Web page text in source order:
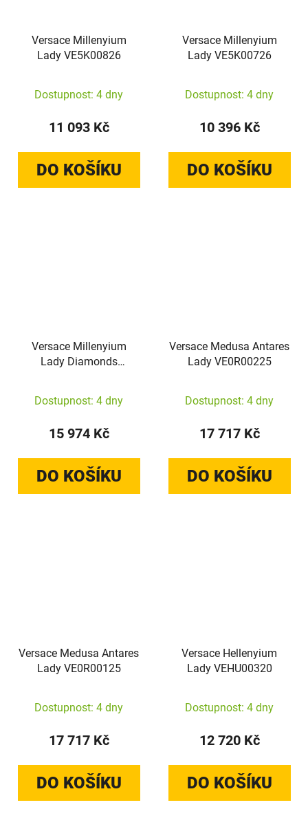
Versace Millenyium
Lady VE5K00826
Dostupnost: 4 dny
11 093 Kč
DO KOŠÍKU
Versace Millenyium
Lady VE5K00726
Dostupnost: 4 dny
10 396 Kč
DO KOŠÍKU
Versace Millenyium
Lady Diamonds
Dostupnost: 4 dny
15 974 Kč
DO KOŠÍKU
Versace Medusa Antares
Lady VE0R00225
Dostupnost: 4 dny
17 717 Kč
DO KOŠÍKU
Versace Medusa Antares
Lady VE0R00125
Dostupnost: 4 dny
17 717 Kč
DO KOŠÍKU
Versace Hellenyium
Lady VEHU00320
Dostupnost: 4 dny
12 720 Kč
DO KOŠÍKU